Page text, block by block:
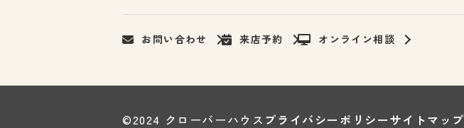
お問い合わせ 来店予約 オンライン相談
プライバシーポリシーサイトマップ
©2024 クローバーハウス